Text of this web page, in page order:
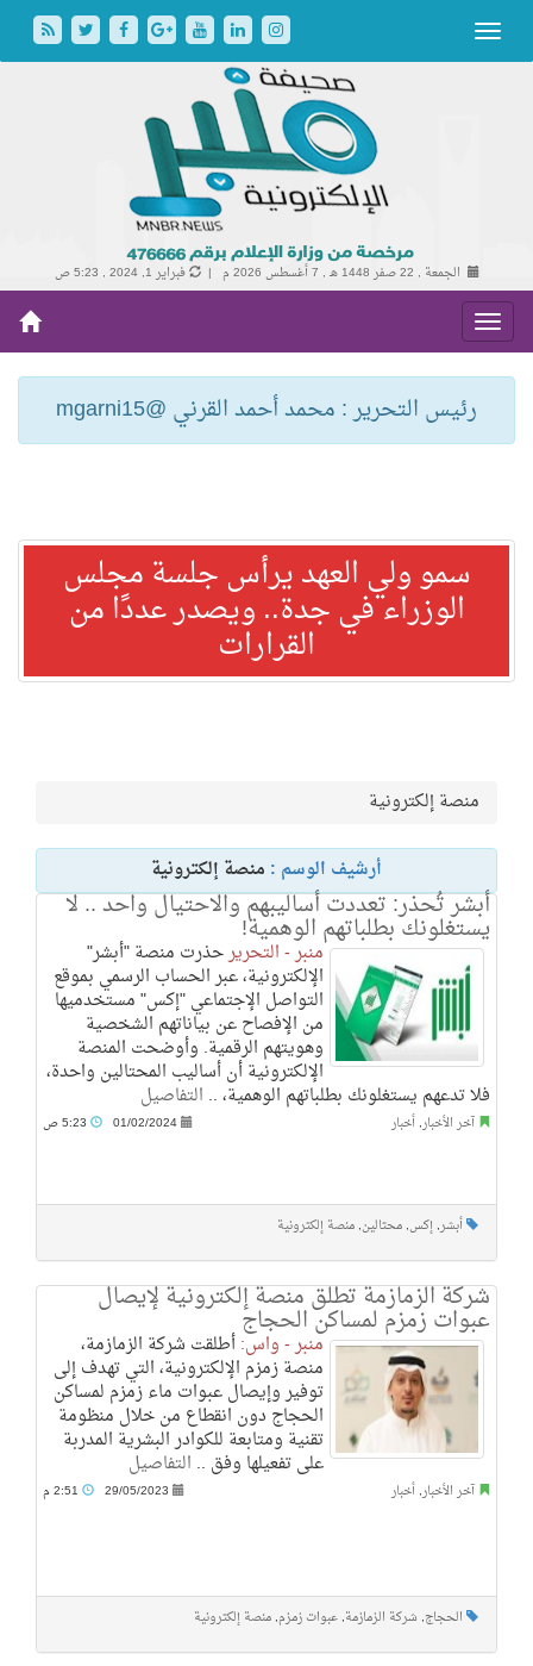
الجمعة , 22 صفر 1448 هـ , 7 أغسطس 2026 م | فبراير 1, 2024 , 5:23 ص
رئيس التحرير : محمد أحمد القرني @mgarni15
سمو ولي العهد يرأس جلسة مجلس
الوزراء في جدة.. ويصدر عددًا من
القرارات
منصة إلكترونية
أرشيف الوسم : منصة إلكترونية
أبشر تُحذر: تعددت أساليبهم والاحتيال واحد .. لا
يستغلونك بطلباتهم الوهمية!
منبر - التحرير‬حذرت منصة "أبشر"
الإلكترونية، عبر الحساب الرسمي بموقع
التواصل الإجتماعي "إكس" مستخدميها
من الإفصاح عن بياناتهم الشخصية
وهويتهم الرقمية. وأوضحت المنصة
الإلكترونية أن أساليب المحتالين واحدة،
فلا تدعهم يستغلونك بطلباتهم الوهمية، .. التفاصيل
آخر الأخبار, أخبار 01/02/2024
أبشر, إكس, محتالين, منصة إلكترونية
شركة الزمازمة تطلق منصة إلكترونية لإيصال
عبوات زمزم لمساكن الحجاج
منبر - واس:أطلقت شركة الزمازمة،
منصة زمزم الإلكترونية، التي تهدف إلى
توفير وإيصال عبوات ماء زمزم لمساكن
الحجاج دون انقطاع من خلال منظومة
تقنية ومتابعة للكوادر البشرية المدربة
على تفعيلها وفق .. التفاصيل
آخر الأخبار, أخبار 29/05/2023
الحجاج, شركة الزمازمة, عبوات زمزم, منصة إلكترونية